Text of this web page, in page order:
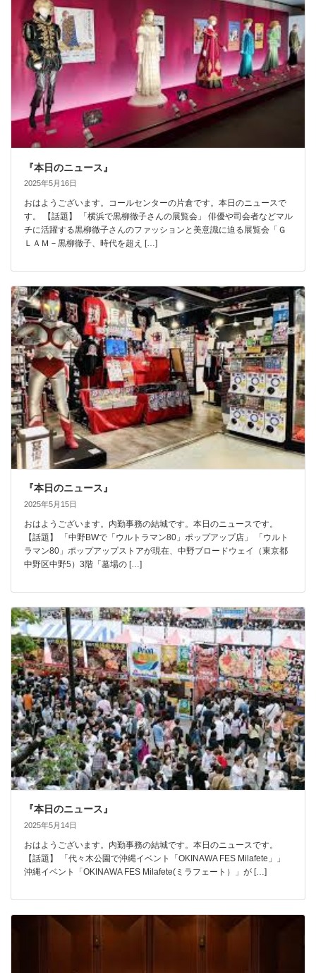
『本日のニュース』
2025年5月16日
おはようございます。コールセンターの片倉です。本日のニュースで
す。 【話題】 「横浜で黒柳徹子さんの展覧会」 俳優や司会者などマル
チに活躍する黒柳徹子さんのファッションと美意識に迫る展覧会「Ｇ
ＬＡＭ－黒柳徹子、時代を超え […]
『本日のニュース』
2025年5月15日
おはようございます。内勤事務の結城です。本日のニュースです。
【話題】 「中野BWで「ウルトラマン80」ポップアップ店」 「ウルト
ラマン80」ポップアップストアが現在、中野ブロードウェイ（東京都
中野区中野5）3階「墓場の […]
『本日のニュース』
2025年5月14日
おはようございます。内勤事務の結城です。本日のニュースです。
【話題】 「代々木公園で沖縄イベント「OKINAWA FES Milafete」」
沖縄イベント「OKINAWA FES Milafete(ミラフェート）」が […]